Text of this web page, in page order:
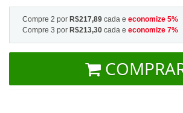
Compre 2 por R$217,89 cada e economize 5%
Compre 3 por R$213,30 cada e economize 7%